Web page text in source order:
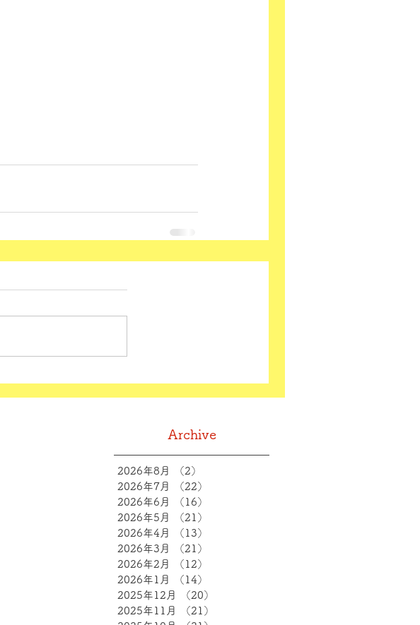
Archive
2026年8月 （2）
2026年7月
（22）
2026年6月
（16）
2026年5月
（21）
2026年4月
（13）
2026年3月
（21）
2026年2月
（12）
2026年1月
（14）
2025年12月
（20）
2025年11月
（21）